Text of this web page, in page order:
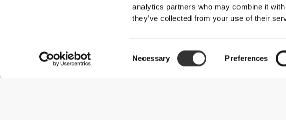
analytics partners who may combine it
they’ve collected from your use of their
Selection
Necessary Preferences